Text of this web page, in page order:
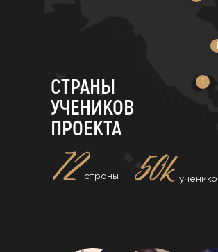
страны
СТРАНЫ
УЧЕНИКОВ
ПРОЕКТА